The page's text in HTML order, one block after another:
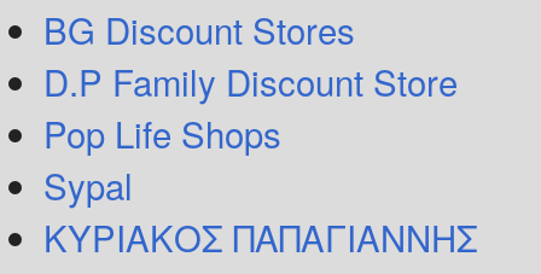
BG Discount Stores
D.P Family Discount Store
Pop Life Shops
Sypal
ΚΥΡΙΑΚΟΣ ΠΑΠΑΓΙΑΝΝΗΣ